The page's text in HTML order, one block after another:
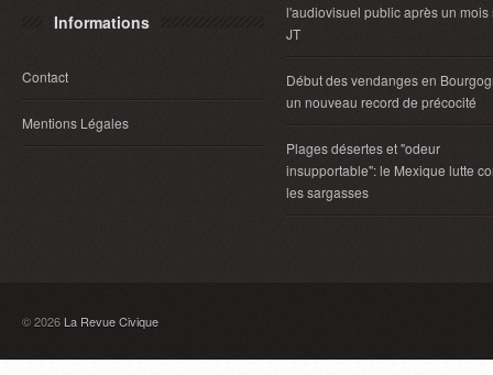
Informations
Contact
Mentions Légales
l'audiovisuel public après un mois
JT
Début des vendanges en
un nouveau record de précocité
Plages désertes et "odeur
insupportable": le Mexique lutte
les sargasses
© 2026 La Revue Civique